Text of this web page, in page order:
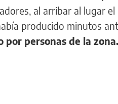
al arribar al lugar
producido minutos
por personas de la zona.